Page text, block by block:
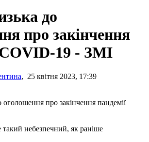
до
про закінчення
COVID-19 - ЗМІ
, 25 квітня 2023, 17:39
небезпечний, як раніше